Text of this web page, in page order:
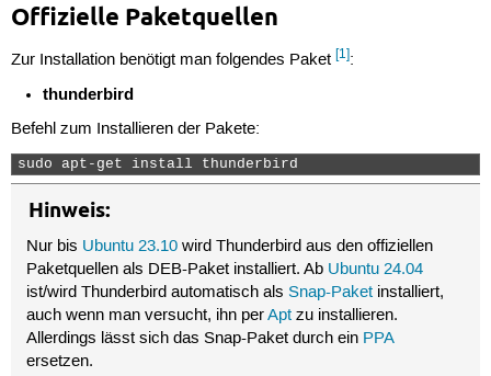
Offizielle Paketquellen
Zur Installation benötigt man folgendes Paket [1]:
thunderbird
Befehl zum Installieren der Pakete:
sudo apt-get install thunderbird
Hinweis:
Nur bis Ubuntu 23.10 wird Thunderbird aus den offiziellen
Paketquellen als DEB-Paket installiert. Ab Ubuntu 24.04
ist/wird Thunderbird automatisch alsSnap-Paket installiert,
auch wenn man versucht, ihn perApt zu installieren.
Allerdings lässt sich das Snap-Paket durch ein PPA
ersetzen.